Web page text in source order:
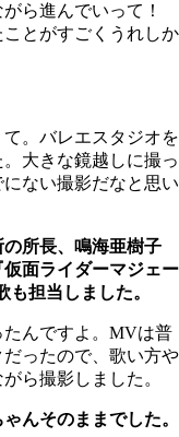
がら進んでいって！
とがすごくうれしか
。バレエスタジオを
大きな鏡越しに撮っ
ない撮影だなと思い
所長、鳴海亜樹子
面ライダーマジェー
も担当しました。
んですよ。MVは普
ったので、歌い方や
ら撮影しました。
んそのままでした。